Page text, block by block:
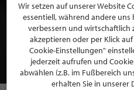
BEWERBEN SIE
JETZT
Wir setzen auf unserer Website
essentiell, während andere
verbessern und wirtschaftlich
akzeptieren oder per Klick
Cookie-Einstellungen"
jederzeit aufrufen und
abwählen (z.B. im Fußbereich
erhalten Sie in unserer